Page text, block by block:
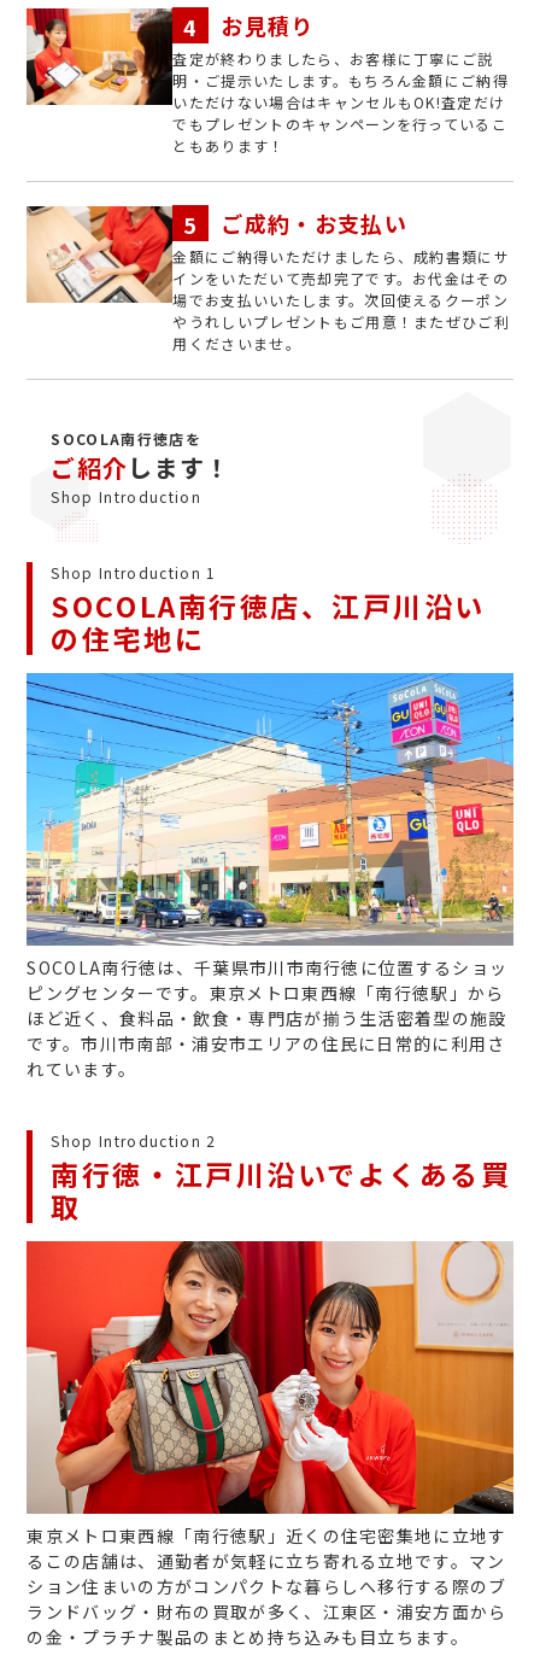
お見積り
査定が終わりましたら、お客様に丁寧にご説
明・ご提示いたします。もちろん金額にご納得
いただけない場合はキャンセルもOK!査定だけ
でもプレゼントのキャンペーンを行っているこ
ともあります！
ご成約・お支払い
金額にご納得いただけましたら、成約書類にサ
インをいただいて売却完了です。お代金はその
場でお支払いいたします。次回使えるクーポン
やうれしいプレゼントもご用意！またぜひご利
用くださいませ。
SOCOLA南行徳店を
ご紹介します！
Shop Introduction
Shop Introduction 1
SOCOLA南行徳店、江戸川沿い
の住宅地に
SOCOLA南行徳は、千葉県市川市南行徳に位置するショッ
ピングセンターです。東京メトロ東西線「南行徳駅」から
ほど近く、食料品・飲食・専門店が揃う生活密着型の施設
です。市川市南部・浦安市エリアの住民に日常的に利用さ
れています。
Shop Introduction 2
南行徳・江戸川沿いでよくある買
取
東京メトロ東西線「南行徳駅」近くの住宅密集地に立地す
るこの店舗は、通勤者が気軽に立ち寄れる立地です。マン
ション住まいの方がコンパクトな暮らしへ移行する際のブ
ランドバッグ・財布の買取が多く、江東区・浦安方面から
の金・プラチナ製品のまとめ持ち込みも目立ちます。